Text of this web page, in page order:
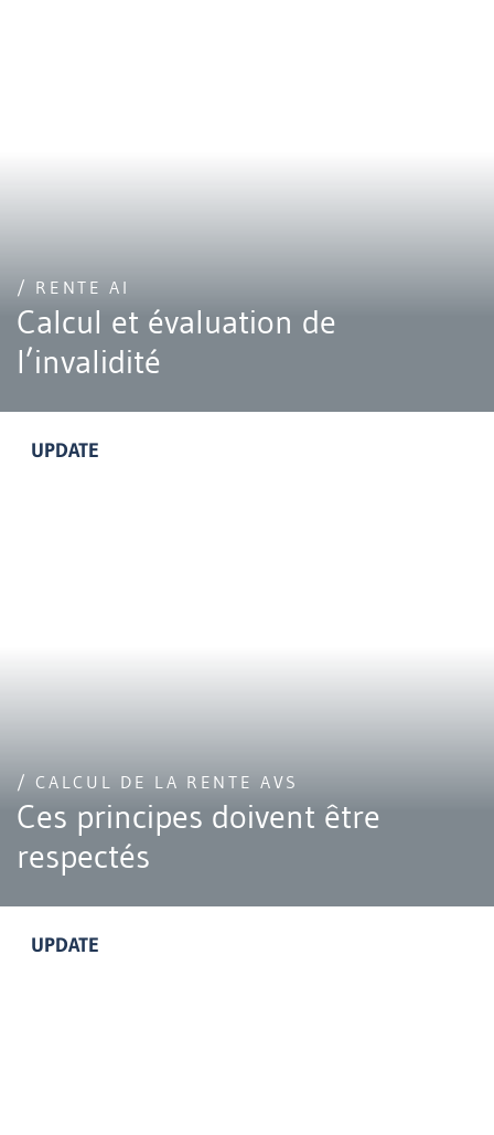
/ RENTE AI
Calcul et évaluation de
l’invalidité
UPDATE
/ CALCUL DE LA RENTE AVS
Ces principes doivent être
respectés
UPDATE